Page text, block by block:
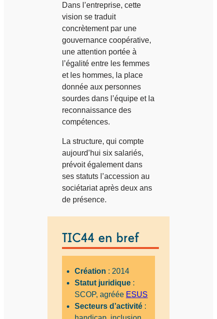
Dans l’entreprise, cette
vision se traduit
concrètement par une
gouvernance coopérative,
une attention portée à
l’égalité entre les femmes
et les hommes, la place
donnée aux personnes
sourdes dans l’équipe et la
reconnaissance des
compétences.
La structure, qui compte
aujourd’hui six salariés,
prévoit également dans
ses statuts l’accession au
sociétariat après deux ans
de présence.
TIC44 en bref
Création : 2014
Statut juridique :
SCOP, agréée ESUS
Secteurs d’activité :